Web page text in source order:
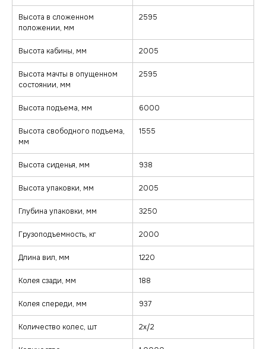
Высота в сложенном
положении, мм
2595
Высота кабины, мм 2005
Высота мачты в опущенном
состоянии, мм
2595
Высота подъема, мм 6000
Высота свободного подъема,
мм
1555
Высота сиденья, мм 938
Высота упаковки, мм 2005
Глубина упаковки, мм 3250
Грузоподъемность, кг 2000
Длина вил, мм 1220
Колея сзади, мм 188
Колея спереди, мм 937
Количество колес, шт 2х/2